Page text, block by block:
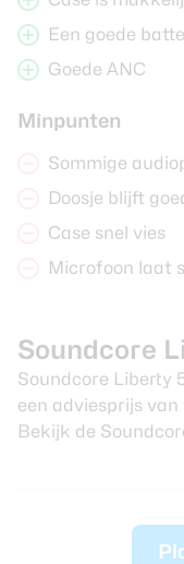
Een goede
Goede ANC
Minpunten
Sommige
Doosje blijft
Case snel vies
Microfoon laat
Soundcore
Soundcore Liberty
een adviesprijs van
Bekijk de